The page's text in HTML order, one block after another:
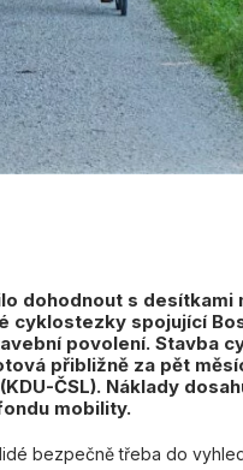
dohodnout s desítkami
cyklostezky spojující
povolení. Stavba
přibližně za pět
ČSL). Náklady
mobility.
bezpečně třeba do